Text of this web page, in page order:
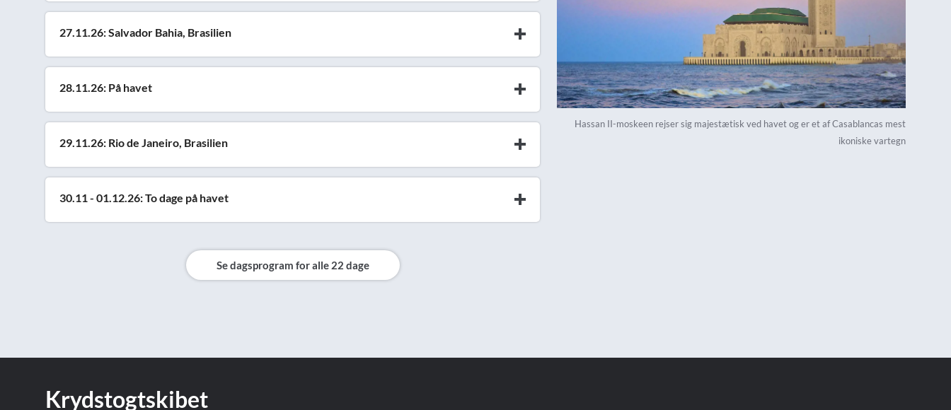
27.11.26: Salvador Bahia, Brasilien
28.11.26: På havet
29.11.26: Rio de Janeiro, Brasilien
30.11 - 01.12.26: To dage på havet
Se dagsprogram for alle 22 dage
Hassan II-moskeen rejser sig majestætisk ved havet og er et af Casablancas mest
ikoniske vartegn
Krydstogtskibet